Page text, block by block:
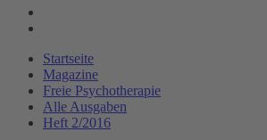
Startseite
Magazine
Freie Psychotherapie
Alle Ausgaben
Heft 2/2016